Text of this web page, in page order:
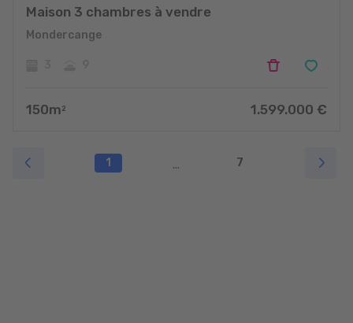
Maison 3 chambres à vendre
Mondercange
150m 2 1.599.000 €
1 ... 7